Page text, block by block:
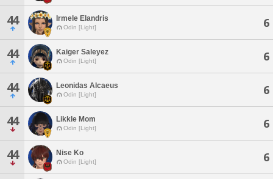
44 Irmele Elandris
Odin [Light] 6
44 Kaiger Saleyez
Odin [Light] 6
44 Leonidas Alcaeus
Odin [Light] 6
44 Likkle Mom
Odin [Light] 6
44 Nise Ko
Odin [Light] 6